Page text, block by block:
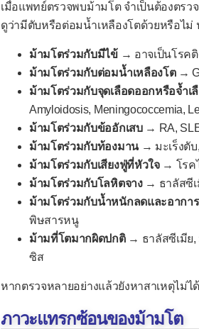
เมื่อแพทย์ตรวจพบม้ามโต จำเป็นต้องตร
ดูว่ามีตับหรือต่อมน้ำเหลืองโตด้วยหรือไม่
ม้ามโตร่วมกับมีไข้→ อาจเป็นโรคติ
ม้ามโตร่วมกับต่อมน้ำเหลืองโต→
ม้ามโตร่วมกับจุดเลือดออกหรือจ้ำเ
Amyloidosis, Meningococcemia,
ม้ามโตร่วมกับข้ออักเสบ→ RA,
ม้ามโตร่วมกับท้องมาน→ มะเร็งตับ
ม้ามโตร่วมกับเสียงฟู่ที่หัวใจ→ โรคไ
ม้ามโตร่วมกับโลหิตจาง→ ธาลัสซีเ
ม้ามโตร่วมกับน้ำหนักลดและอากา
พิษสารหนู
ม้ามที่โตมากผิดปกติ→ ธาลัสซีเมีย,
ซิส
หากตรวจหลายอย่างแล้วยังหาสาเหตุไม่ไ
ภาวะแทรกซ้อนของม้ามโต